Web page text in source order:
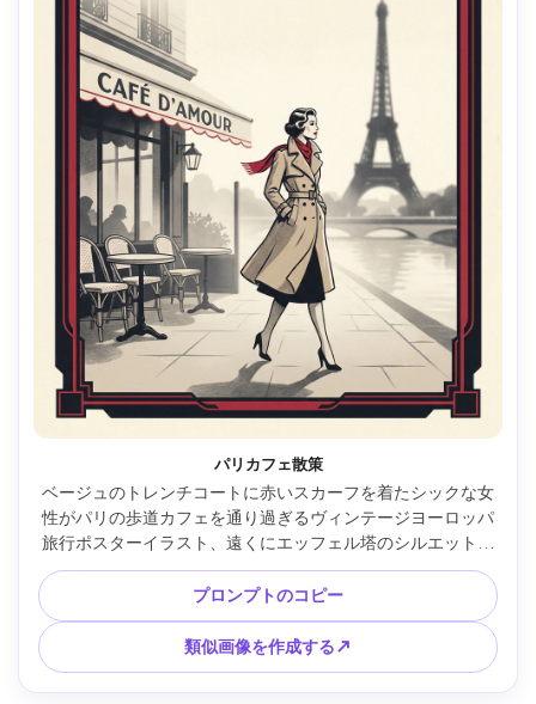
パリカフェ散策
ベージュのトレンチコートに赤いスカーフを着たシックな女
性がパリの歩道カフェを通り過ぎるヴィンテージヨーロッパ
旅行ポスターイラスト、遠くにエッフェル塔のシルエット、
モーニングミスト、限定クリーム、チャコール、そして深紅
のパレット、大胆なアールデコフレーミング、タイトルテキ
ストの上部にすっきりとしたネガスペース、微妙な紙目、エ
レガントなリトグラフシェーディング、非常に詳細でありな
がらシンプルな形状、懐かしいロマンチックなムード、
85mmレンズ、浅い被写界深度、柔らかい映画的な照明 --ar
プロンプトのコピー
類似画像を作成する↗